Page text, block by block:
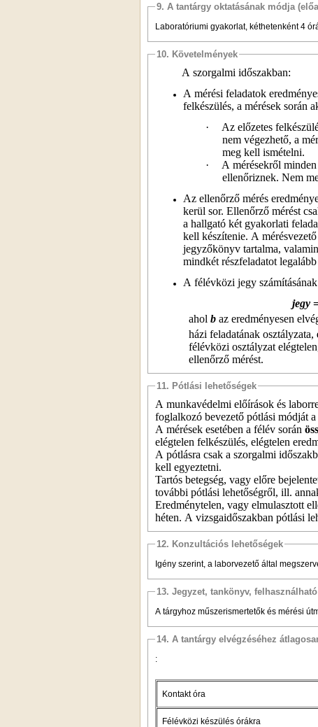
9. A tantárgy oktatásának módja
Laboratóriumi gyakorlat, kéthetenként 4
10. Követelmények
A szorgalmi időszakban:
A mérési feladatok
felkészülés, a mérések során
·
Az előzetes
nem végezhető, a
meg kell ismételni.
·
A mérésekről
ellenőriznek. Nem
Az ellenőrző mérés
kerül sor. Ellenőrző mérést
a hallgató két gyakorlati
kell készítenie. A
jegyzőkönyv tartalma,
mindkét részfeladatot
A félévközi jegy
jegy
ahol b az eredményesen
házi feladatának osztályzata,
félévközi osztályzat
ellenőrző mérést.
11. Pótlási lehetőségek
A munkavédelmi előírások és
foglalkozó bevezető pótlási módját
A mérések esetében a félév során
elégtelen felkészülés, elégtelen
A pótlásra csak a szorgalmi
kell egyeztetni.
Tartós betegség, vagy előre
további pótlási lehetőségről, ill.
Eredménytelen, vagy elmulasztott
héten. A vizsgaidőszakban pótlási
12. Konzultációs lehetőségek
Igény szerint, a laborvezető által
13. Jegyzet, tankönyv,
A tárgyhoz műszerismertetők és mérési
14. A tantárgy elvégzéséhez
:
Kontakt óra
Félévközi készülés órákra